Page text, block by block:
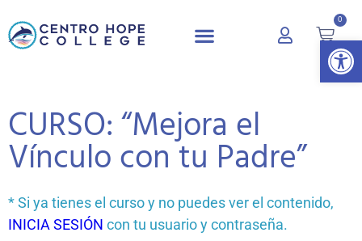
Abrir
0
CURSO: “Mejora el
Vínculo con tu Padre”
* Si ya tienes el curso y no puedes ver el contenido,
INICIA SESIÓN con tu usuario y contraseña.